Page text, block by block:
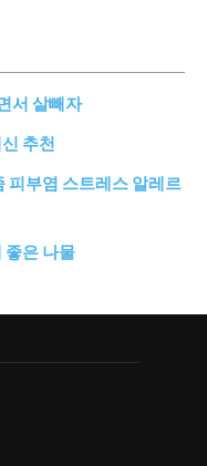
서 살빼자
추천
피부염 스트레스 알레르
좋은 나물